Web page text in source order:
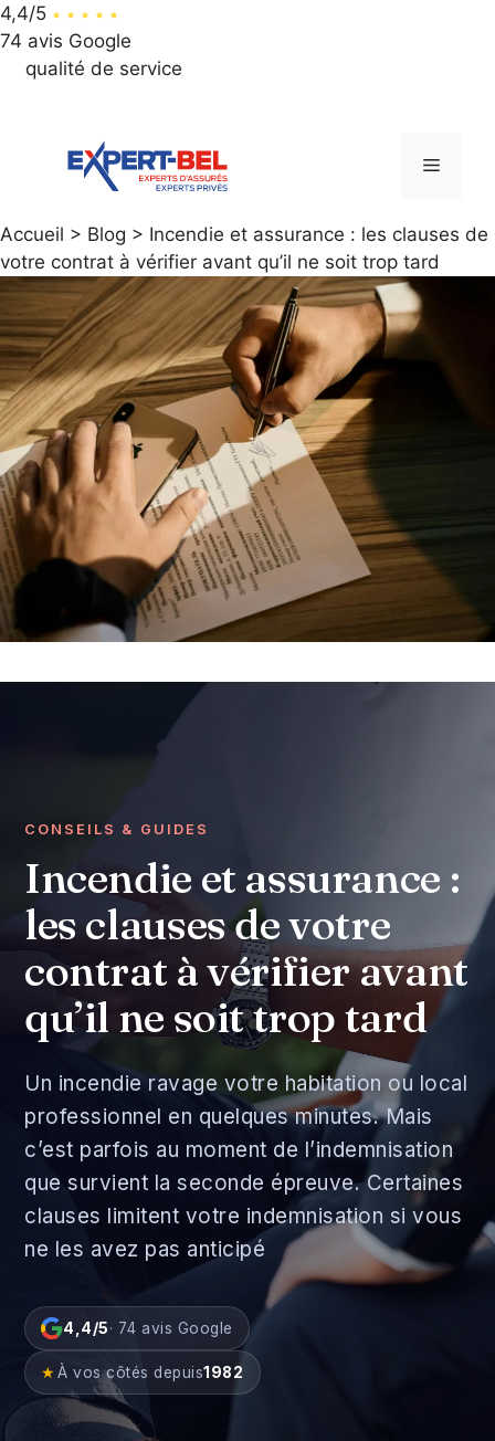
4,4/5
74 avis Google
qualité de service
Menu
Accueil > Blog > Incendie et assurance : les clauses de
votre contrat à vérifier avant qu’il ne soit trop tard
CONSEILS & GUIDES
Incendie et assurance :
les clauses de votre
contrat à vérifier avant
qu’il ne soit trop tard
Un incendie ravage votre habitation ou local
professionnel en quelques minutes. Mais
c’est parfois au moment de l’indemnisation
que survient la seconde épreuve. Certaines
clauses limitent votre indemnisation si vous
ne les avez pas anticipé
4,4/5· 74 avis Google
★À vos côtés depuis1982